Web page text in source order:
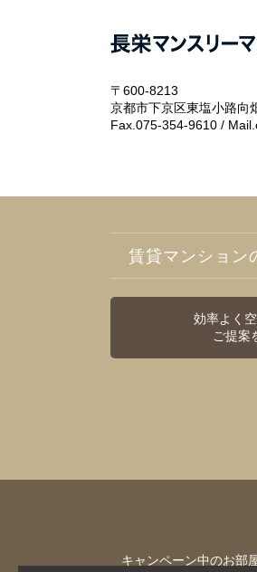
〒600-8213
京都市下京区東塩小路向
Fax.075-354-9610 /
賃貸マンション
効率よく
ご提案
キャンペーン中のお部